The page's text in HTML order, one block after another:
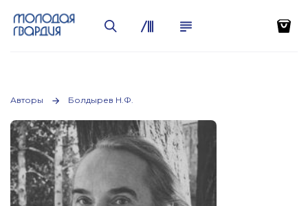
Авторы Болдырев Н.Ф.